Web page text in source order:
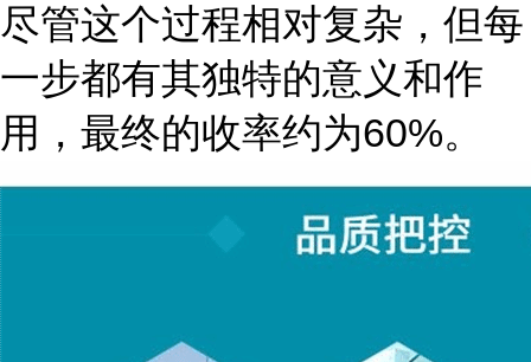
尽管这个过程相对复杂，但每
一步都有其独特的意义和作
用，最终的收率约为60%。